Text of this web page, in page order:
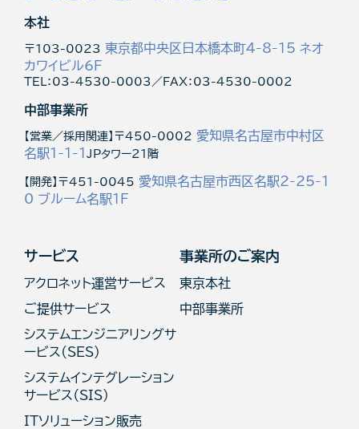
本社
〒103-0023 東京都中央区日本橋本町4-8-15 ネオ
カワイビル6F
TEL：03-4530-0003／FAX：03-4530-0002
中部事業所
【営業／採用関連】〒450-0002 愛知県名古屋市中村区
名駅1-1-1 JPタワー21階
【開発】〒451-0045 愛知県名古屋市西区名駅2-25-1
0 ブルーム名駅1F
サービス
アクロネット運営サービス
ご提供サービス
システムエンジニアリングサ
ービス(SES)
システムインテグレーション
サービス（SIS）
ITソリューション販売
事業所のご案内
東京本社
中部事業所